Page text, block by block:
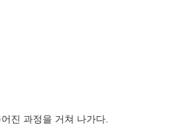
진 과정을 거쳐 나가다.